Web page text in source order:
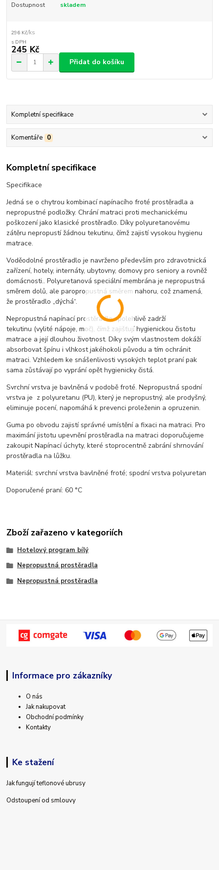
Dostupnost skladem
296 Kč/ks
245 Kč
Přidat do košíku
Kompletní specifikace
Komentáře 0
Kompletní specifikace
Specifikace
Jedná se o chytrou kombinací napínacího froté prostěradla a
nepropustné podložky. Chrání matraci proti mechanickému
poškození jako klasické prostěradlo. Díky polyuretanovému
zátěru nepropustí žádnou tekutinu, čímž zajistí vysokou hygienu
matrace.
Voděodolné prostěradlo je navrženo především pro zdravotnická
zařízení, hotely, internáty, ubytovny, domovy pro seniory a rovněž
domácnosti.. Polyuretanová speciální membrána je nepropustná
směrem dolů, ale paropropustná směrem nahoru, což znamená,
že prostěradlo „dýchá“.
Nepropustná napínací prostěradla spolehlivě zadrží
tekutinu (vylité nápoje, moč), čímž zajišťují hygienickou čistotu
matrace a její dlouhou životnost. Díky svým vlastnostem dokáží
absorbovat špínu i vlhkost jakéhokoli původu a tím ochránit
matraci. Vzhledem ke snášenlivosti vysokých teplot praní pak
sama zůstávají po vyprání opět hygienicky čistá.
Svrchní vrstva je bavlněná v podobě froté. Nepropustná spodní
vrstva je z polyuretanu (PU), který je nepropustný, ale prodyšný,
eliminuje pocení, napomáhá k prevenci proleženin a opruzenin.
Guma po obvodu zajistí správné umístění a fixaci na matraci. Pro
maximání jistotu upevnění prostěradla na matraci doporučujeme
zakoupit Napínací úchyty, které stoprocentně zabrání shrnování
prostěradla na lůžku.
Materiál: svrchní vrstva bavlněné froté; spodní vrstva polyuretan
Doporučené praní: 60 °C
Zboží zařazeno v kategoriích
Hotelový program bílý
Nepropustná prostěradla
Nepropustná prostěradla
Informace pro zákazníky
O nás
Jak nakupovat
Obchodní podmínky
Kontakty
Ke stažení
Jak fungují teflonové ubrusy
Odstoupení od smlouvy